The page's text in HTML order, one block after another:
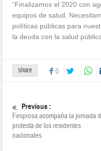
“Finalizamos el 2020 con
equipos de salud.
políticas públicas para
la deuda con la salud
share 0
Previous :
Fesprosa acompaña la jornada
protesta de los residentes
nacionales